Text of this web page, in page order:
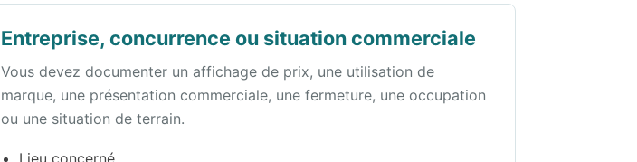
Entreprise, concurrence ou situation commerciale
Vous devez documenter un affichage de prix, une utilisation de
marque, une présentation commerciale, une fermeture, une occupation
ou une situation de terrain.
Lieu concerné